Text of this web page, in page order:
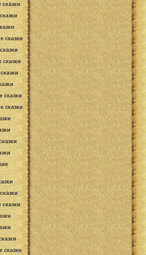
сказки
сказки
сказки
сказки
сказки
сказки
сказки